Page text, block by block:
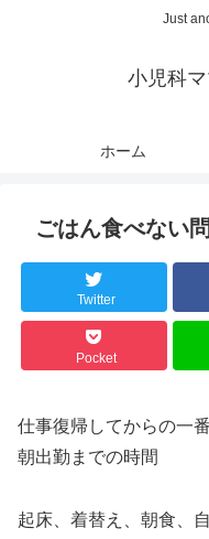
Just
小児科
ホーム
ごはん食べない
Twitter
Pocket
仕事復帰してからの一
朝出勤までの時間
起床、着替え、朝食、